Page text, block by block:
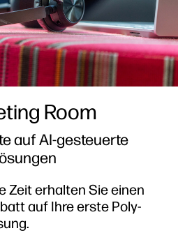
Room
auf AI-gesteuerte
Zeit erhalten Sie einen
auf Ihre erste Poly-